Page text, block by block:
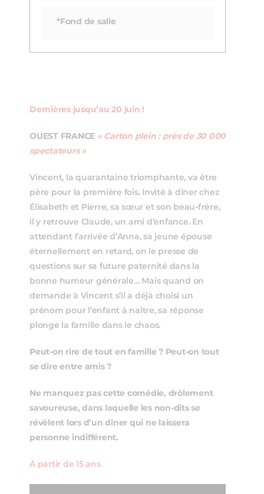
*Fond de salle
Dernières jusqu’au 20 juin !
OUEST FRANCE « Carton plein : près de 30 000
spectateurs »
Vincent, la quarantaine triomphante, va être
père pour la première fois. Invité à dîner chez
Élisabeth et Pierre, sa sœur et son beau-frère,
il y retrouve Claude, un ami d’enfance. En
attendant l’arrivée d’Anna, sa jeune épouse
éternellement en retard, on le presse de
questions sur sa future paternité dans la
bonne humeur générale… Mais quand on
demande à Vincent s’il a déjà choisi un
prénom pour l’enfant à naître, sa réponse
plonge la famille dans le chaos.
Peut-on rire de tout en famille ? Peut-on tout
se dire entre amis ?
Ne manquez pas cette comédie, drôlement
savoureuse, dans laquelle les non-dits se
révèlent lors d’un dîner qui ne laissera
personne indifférent.
À partir de 15 ans